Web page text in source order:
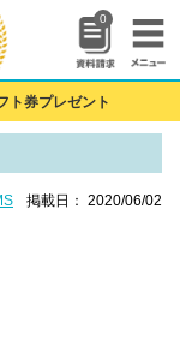
0
ト券プレゼント
掲載日： 2020/06/02